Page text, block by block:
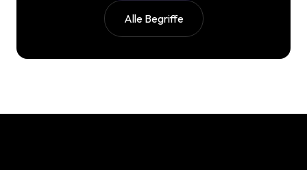
Alle Begriffe